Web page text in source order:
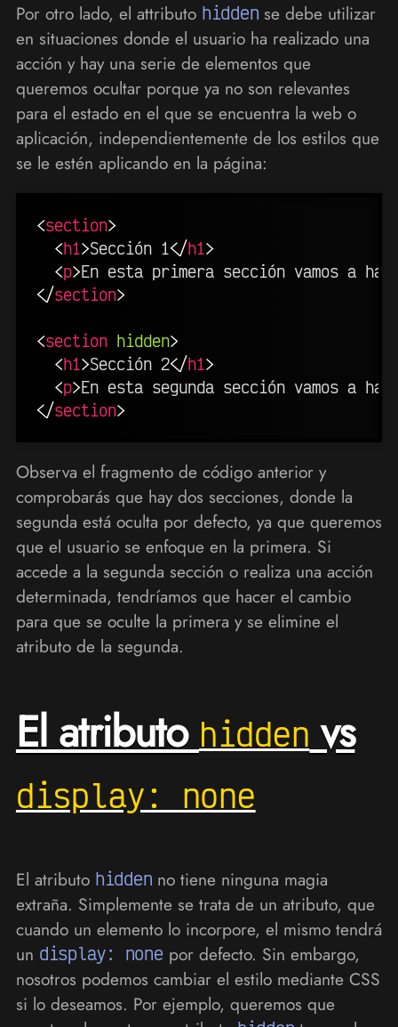
Por otro lado, el attributo hidden se debe utilizar
en situaciones donde el usuario ha realizado una
acción y hay una serie de elementos que
queremos ocultar porque ya no son relevantes
para el estado en el que se encuentra la web o
aplicación, independientemente de los estilos que
se le estén aplicando en la página:
<section>
<h1>Sección 1</h1>
<p>En esta primera sección vamos a
</section>
<section hidden>
<h1>Sección 2</h1>
<p>En esta segunda sección vamos a
</section>
Observa el fragmento de código anterior y
comprobarás que hay dos secciones, donde la
segunda está oculta por defecto, ya que queremos
que el usuario se enfoque en la primera. Si
accede a la segunda sección o realiza una acción
determinada, tendríamos que hacer el cambio
para que se oculte la primera y se elimine el
atributo de la segunda.
El atributohiddenvs
display: none
El atributo hidden no tiene ninguna magia
extraña. Simplemente se trata de un atributo, que
cuando un elemento lo incorpore, el mismo tendrá
un display: none por defecto. Sin embargo,
nosotros podemos cambiar el estilo mediante CSS
si lo deseamos. Por ejemplo, queremos que